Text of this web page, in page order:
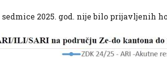
sedmice 2025. god. nije bilo prijavljenih